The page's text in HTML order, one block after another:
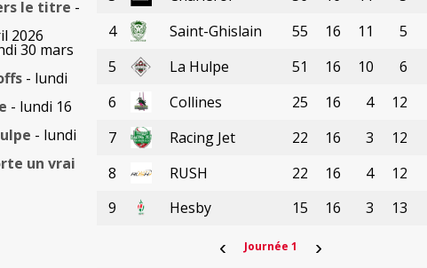
le titre -
2026
30 mars
- lundi
- lundi 16
- lundi
un vrai
4
Saint-Ghislain 55 16 11
5
5
La Hulpe 51 16 10
6
6
Collines 25 16 4
12
7
Racing Jet 22 16 3
12
8
RUSH 22 16 4
12
9
Hesby 15 16 3 13
‹ Journée 1 ›